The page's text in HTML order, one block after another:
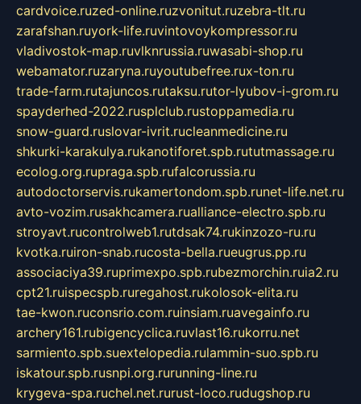
cardvoice.ruzed-online.ruzvonitut.ruzebra-tlt.ru
zarafshan.ruyork-life.ruvintovoykompressor.ru
vladivostok-map.ruvlknrussia.ruwasabi-shop.ru
webamator.ruzaryna.ruyoutubefree.rux-ton.ru
trade-farm.rutajuncos.rutaksu.rutor-lyubov-i-grom.ru
spayderhed-2022.rusplclub.rustoppamedia.ru
snow-guard.ruslovar-ivrit.rucleanmedicine.ru
shkurki-karakulya.rukanotiforet.spb.rututmassage.ru
ecolog.org.rupraga.spb.rufalcorussia.ru
autodoctorservis.rukamertondom.spb.runet-life.net.ru
avto-vozim.rusakhcamera.rualliance-electro.spb.ru
stroyavt.rucontrolweb1.rutdsak74.rukinzozo-ru.ru
kvotka.ruiron-snab.rucosta-bella.rueugrus.pp.ru
associaciya39.ruprimexpo.spb.rubezmorchin.ruia2.ru
cpt21.ruispecspb.ruregahost.rukolosok-elita.ru
tae-kwon.ruconsrio.com.ruinsiam.ruavegainfo.ru
archery161.rubigencyclica.ruvlast16.rukorru.net
sarmiento.spb.suextelopedia.rulammin-suo.spb.ru
iskatour.spb.rusnpi.org.rurunning-line.ru
krygeva-spa.ruchel.net.rurust-loco.rudugshop.ru